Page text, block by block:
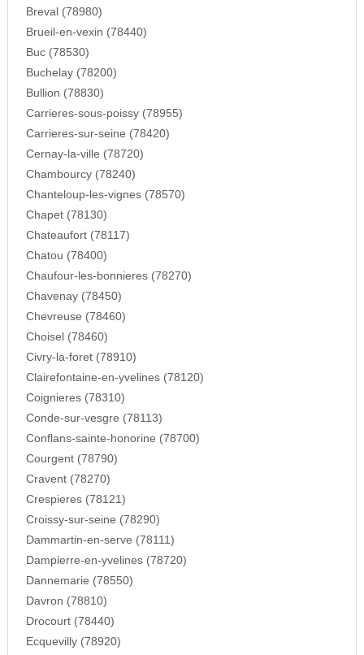
Breval (78980)
Brueil-en-vexin (78440)
Buc (78530)
Buchelay (78200)
Bullion (78830)
Carrieres-sous-poissy (78955)
Carrieres-sur-seine (78420)
Cernay-la-ville (78720)
Chambourcy (78240)
Chanteloup-les-vignes (78570)
Chapet (78130)
Chateaufort (78117)
Chatou (78400)
Chaufour-les-bonnieres (78270)
Chavenay (78450)
Chevreuse (78460)
Choisel (78460)
Civry-la-foret (78910)
Clairefontaine-en-yvelines (78120)
Coignieres (78310)
Conde-sur-vesgre (78113)
Conflans-sainte-honorine (78700)
Courgent (78790)
Cravent (78270)
Crespieres (78121)
Croissy-sur-seine (78290)
Dammartin-en-serve (78111)
Dampierre-en-yvelines (78720)
Dannemarie (78550)
Davron (78810)
Drocourt (78440)
Ecquevilly (78920)